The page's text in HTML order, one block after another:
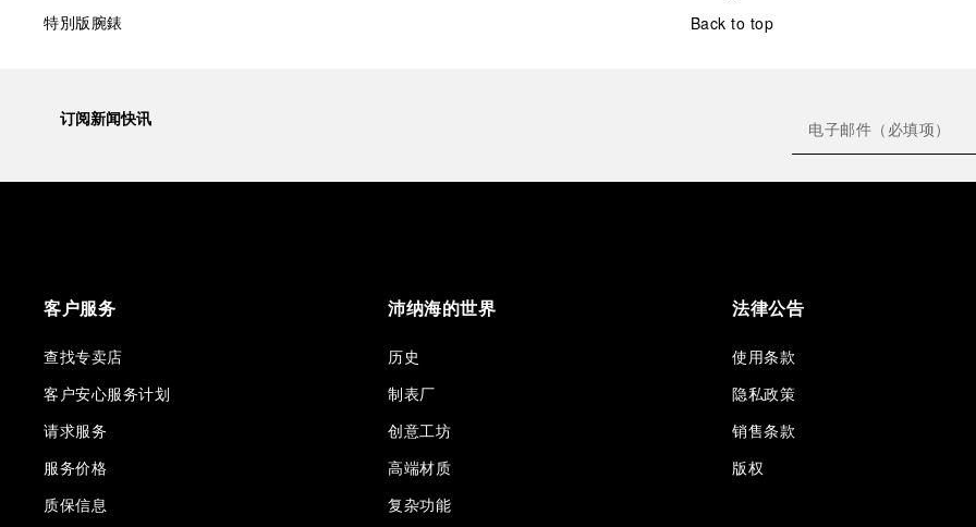
特別版腕錶 Back to top
订阅新闻快讯
客户服务
查找专卖店
客户安心服务计划
请求服务
服务价格
质保信息
沛纳海的世界
历史
制表厂
创意工坊
高端材质
复杂功能
法律公告
使用条款
隐私政策
销售条款
版权